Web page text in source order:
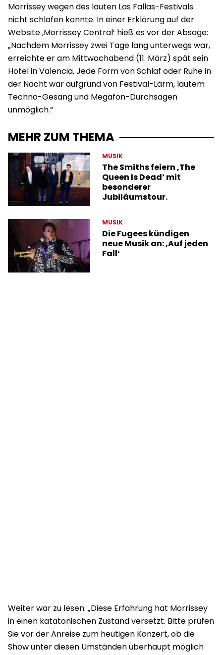
Morrissey wegen des lauten Las Fallas-Festivals
nicht schlafen konnte. In einer Erklärung auf der
Website ‚Morrissey Central‘ hieß es vor der Absage:
„Nachdem Morrissey zwei Tage lang unterwegs war,
erreichte er am Mittwochabend (11. März) spät sein
Hotel in Valencia. Jede Form von Schlaf oder Ruhe in
der Nacht war aufgrund von Festival-Lärm, lautem
Techno-Gesang und Megafon-Durchsagen
unmöglich.“
MEHR ZUM THEMA
MUSIK
The Smiths feiern ‚The
Queen Is Dead‘ mit
besonderer
Jubiläumstour.
MUSIK
Die Fugees kündigen
neue Musik an: ‚Auf jeden
Fall‘
Weiter war zu lesen: „Diese Erfahrung hat Morrissey
in einen katatonischen Zustand versetzt. Bitte prüfen
Sie vor der Anreise zum heutigen Konzert, ob die
Show unter diesen Umständen überhaupt möglich